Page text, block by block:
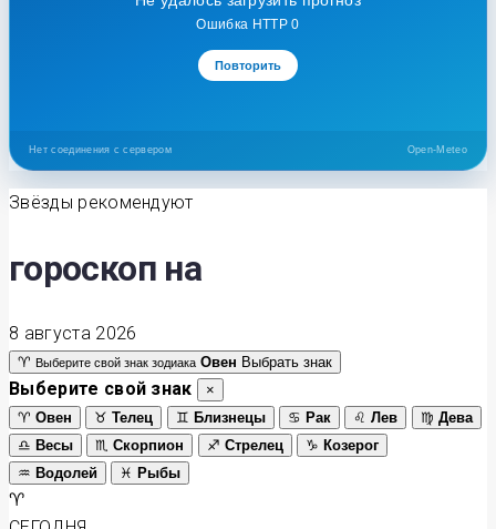
Ошибка HTTP 0
Повторить
Нет соединения с сервером Open-Meteo
Звёзды рекомендуют
гороскоп на
8 августа 2026
♈ Выберите свой знак зодиака Овен Выбрать знак
Выберите свой знак
×
♈ Овен ♉ Телец ♊ Близнецы ♋ Рак ♌ Лев ♍ Дева
♎ Весы ♏ Скорпион ♐ Стрелец ♑ Козерог
♒ Водолей ♓ Рыбы
♈